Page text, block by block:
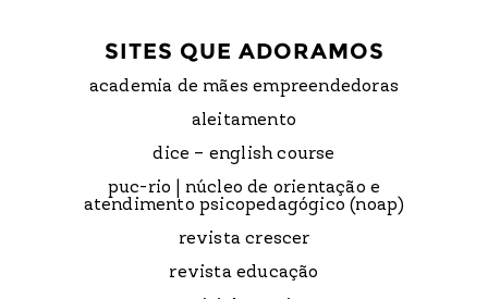
SITES QUE ADORAMOS
academia de mães empreendedoras
aleitamento
dice – english course
puc-rio | núcleo de orientação e
atendimento psicopedagógico (noap)
revista crescer
revista educação